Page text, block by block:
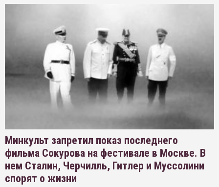
Минкульт запретил показ последнего
фильма Сокурова на фестивале в Москве. В
нем Сталин, Черчилль, Гитлер и Муссолини
спорят о жизни